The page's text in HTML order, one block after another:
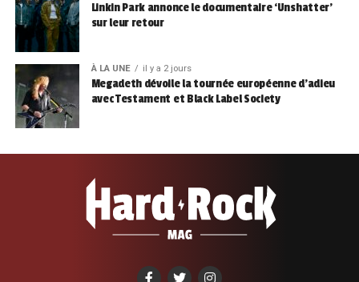
Linkin Park annonce le documentaire ‘Unshatter’
sur leur retour
À LA UNE il y a 2 jours
Megadeth dévoile la tournée européenne d’adieu
avec Testament et Black Label Society